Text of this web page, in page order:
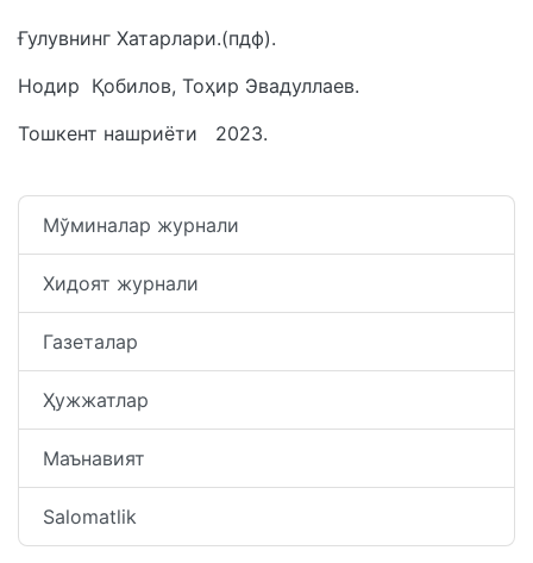
Ғулувнинг Хатарлари.(пдф).
Нодир Қобилов, Тоҳир Эвадуллаев.
Тошкент нашриёти 2023.
Мўминалар журнали
Хидоят журнали
Газеталар
Ҳужжатлар
Маънавият
Salomatlik